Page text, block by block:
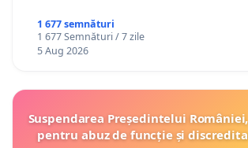
1 677 semnături
1 677 Semnături / 7 zile
5 Aug 2026
Suspendarea Președintelui
pentru abuz de funcție și